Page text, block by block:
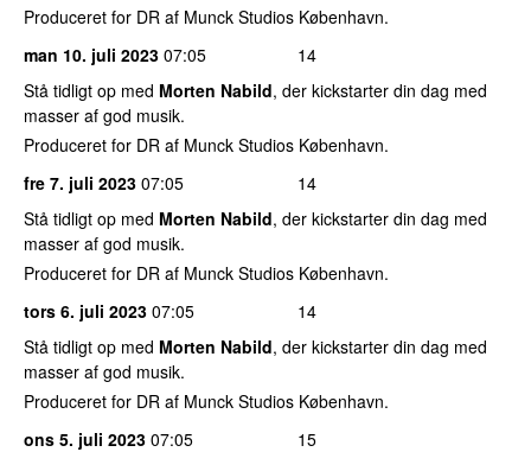
Produceret for DR af Munck Studios København.
man 10. juli 2023 07:05
14
Stå tidligt op med Morten Nabild, der kickstarter din dag med
masser af god musik.
Produceret for DR af Munck Studios København.
fre 7. juli 2023 07:05
14
Stå tidligt op med Morten Nabild, der kickstarter din dag med
masser af god musik.
Produceret for DR af Munck Studios København.
tors 6. juli 2023 07:05
14
Stå tidligt op med Morten Nabild, der kickstarter din dag med
masser af god musik.
Produceret for DR af Munck Studios København.
ons 5. juli 2023 07:05 15